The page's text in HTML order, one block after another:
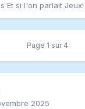
Et si l'on parlait Jeux!
Page 1 sur 4
2025